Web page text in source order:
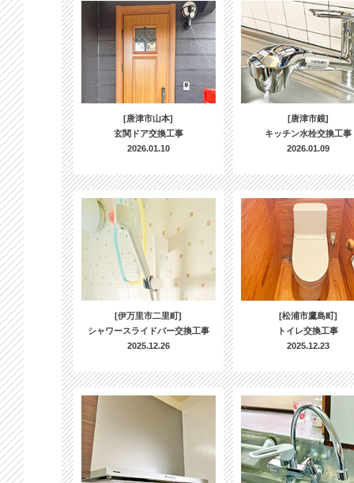
[唐津市山本]
玄関ドア交換工事
2026.01.10
[唐津市鏡]
キッチン水栓交換工事
2026.01.09
[伊万里市二里町]
シャワースライドバー交換工事
2025.12.26
[松浦市鷹島町]
トイレ交換工事
2025.12.23